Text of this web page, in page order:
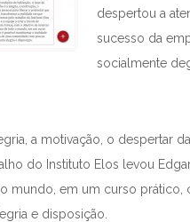
despertou a
sucesso da
socialmente
a motivação, o despertar
do Instituto Elos levou
mundo, em um curso
e disposição.